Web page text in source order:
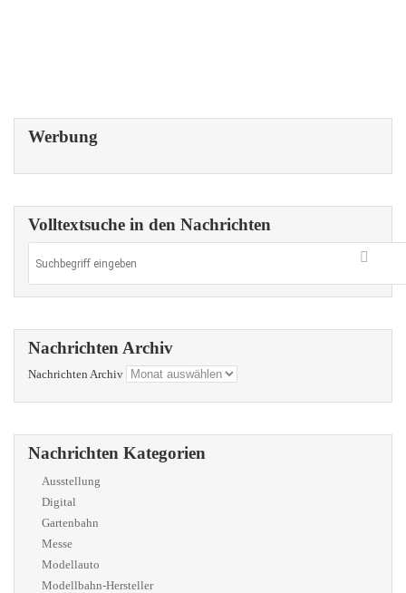
Werbung
Volltextsuche in den Nachrichten
Nachrichten Archiv
Nachrichten Archiv
Nachrichten Kategorien
Ausstellung
Digital
Gartenbahn
Messe
Modellauto
Modellbahn-Hersteller